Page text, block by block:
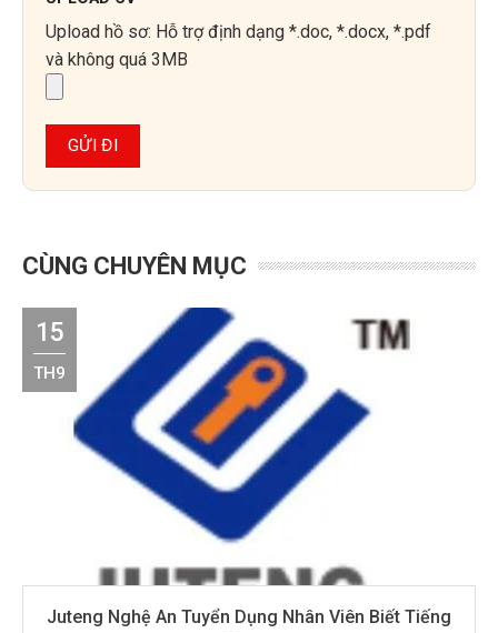
Upload hồ sơ: Hỗ trợ định dạng *.doc, *.docx, *.pdf
và không quá 3MB
CÙNG CHUYÊN MỤC
15
TH9
Juteng Nghệ An Tuyển Dụng Nhân Viên Biết Tiếng